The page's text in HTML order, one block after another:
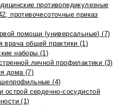
противопедикулезные
противочесоточные приказ
помощи (универсальные) (7)
врача общей практики (1)
наборы (1)
личной профилактики (3)
дома (7)
(4)
острой сердечно-сосудистой
(1)